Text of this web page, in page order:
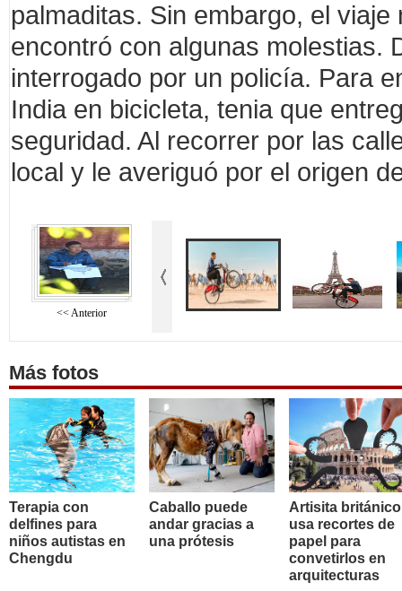
palmaditas. Sin embargo, el
encontró con algunas molestias.
interrogado por un policía. Para
India en bicicleta, tenia que
seguridad. Al recorrer por las
local y le averiguó por el origen
<< Anterior
Más fotos
Terapia con
delfines para
niños autistas en
Chengdu
Caballo puede
andar gracias a
una prótesis
Artisita británico
usa recortes de
papel para
convetirlos en
arquitecturas